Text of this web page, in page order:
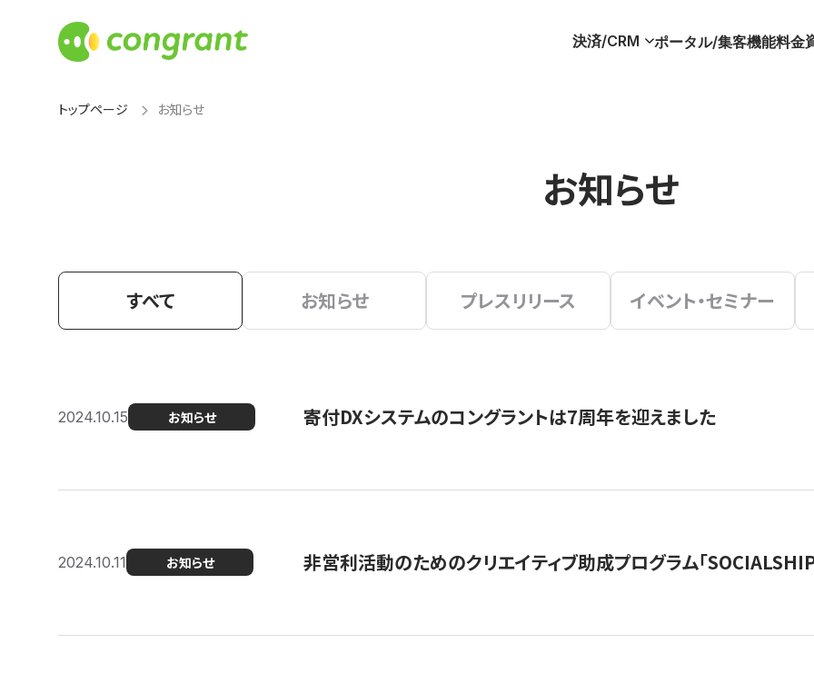
決済/CRM ポータル/集客機能料金
トップページ お知らせ
お知らせ
すべて お知らせ プレスリリース イベント・セミナー
2024.10.15 お知らせ 寄付DXシステムのコングラントは7周年を迎えました
2024.10.11 お知らせ 非営利活動のためのクリエイティブ助成プログラム「